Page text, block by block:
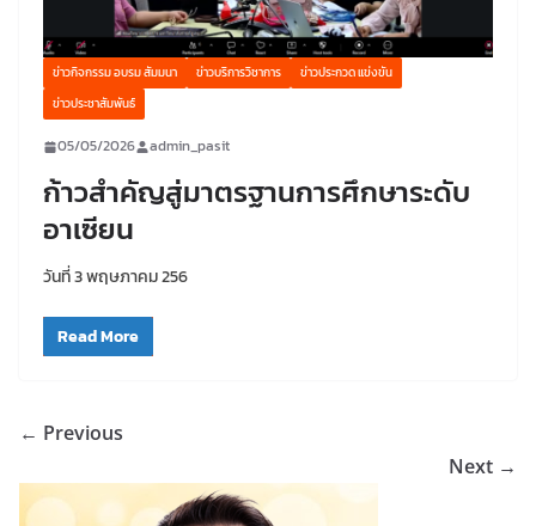
ข่าวกิจกรรม อบรม สัมมนา ข่าวบริการวิชาการ
ข่าวประกวด แข่งขัน
ข่าวประชาสัมพันธ์
05/05/2026 admin_pasit
ก้าวสำคัญสู่มาตรฐานการศึกษาระดับ
อาเซียน
วันที่ 3 พฤษภาคม 256
Read More
← Previous
Next →